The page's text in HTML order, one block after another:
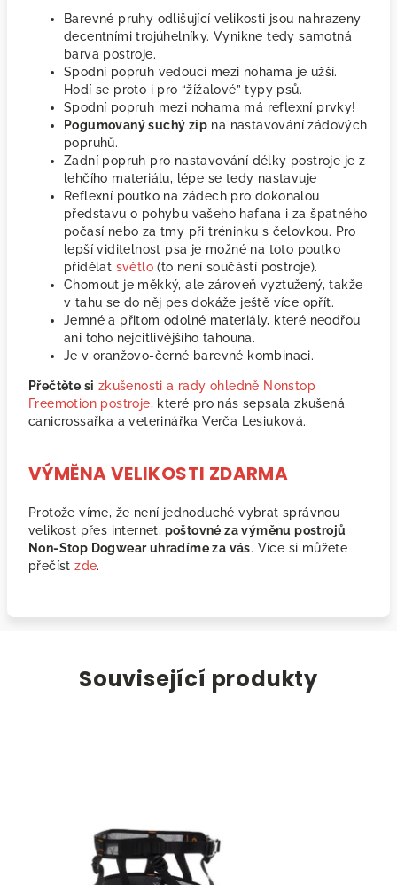
Barevné pruhy odlišující velikosti jsou nahrazeny
decentními trojúhelníky. Vynikne tedy samotná
barva postroje.
Spodní popruh vedoucí mezi nohama je užší.
Hodí se proto i pro “žížalové” typy psů.
Spodní popruh mezi nohama má reflexní prvky!
Pogumovaný suchý zip na nastavování zádových
popruhů.
Zadní popruh pro nastavování délky postroje je z
lehčího materiálu, lépe se tedy nastavuje
Reflexní poutko na zádech pro dokonalou
představu o pohybu vašeho hafana i za špatného
počasí nebo za tmy při tréninku s čelovkou. Pro
lepší viditelnost psa je možné na toto poutko
přidělat světlo (to není součástí postroje).
Chomout je měkký, ale zároveň vyztužený, takže
v tahu se do něj pes dokáže ještě více opřít.
Jemné a přitom odolné materiály, které neodřou
ani toho nejcitlivějšího tahouna.
Je v oranžovo-černé barevné kombinaci.
Přečtěte si zkušenosti a rady ohledně Nonstop
Freemotion postroje, které pro nás sepsala zkušená
canicrossařka a veterinářka Verča Lesiuková.
VÝMĚNA VELIKOSTI ZDARMA
Protože víme, že není jednoduché vybrat správnou
velikost přes internet, poštovné za výměnu postrojů
Non-Stop Dogwear uhradíme za vás. Více si můžete
přečístzde.
Související produkty